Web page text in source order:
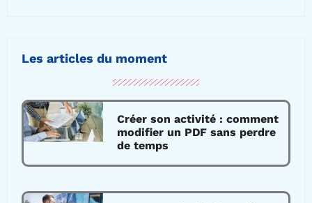
Les articles du moment
Créer son activité : comment
modifier un PDF sans perdre
de temps